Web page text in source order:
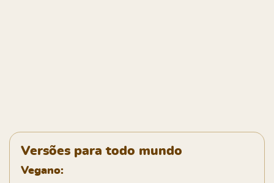
Versões para todo mundo
Vegano: